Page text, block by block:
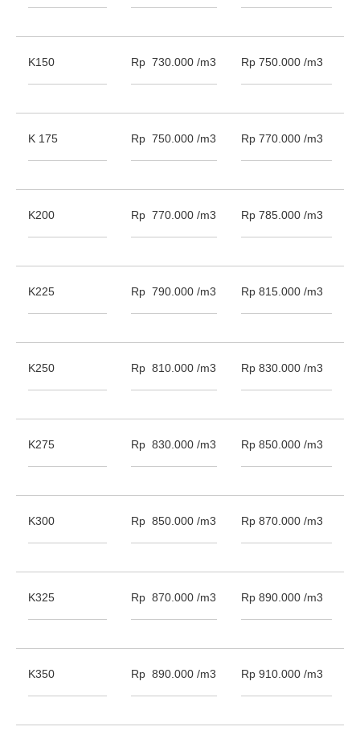
K150 Rp 730.000 /m3 Rp 750.000 /m3
K 175 Rp 750.000 /m3 Rp 770.000 /m3
K200 Rp 770.000 /m3 Rp 785.000 /m3
K225 Rp 790.000 /m3 Rp 815.000 /m3
K250 Rp 810.000 /m3 Rp 830.000 /m3
K275 Rp 830.000 /m3 Rp 850.000 /m3
K300 Rp 850.000 /m3 Rp 870.000 /m3
K325 Rp 870.000 /m3 Rp 890.000 /m3
K350 Rp 890.000 /m3 Rp 910.000 /m3